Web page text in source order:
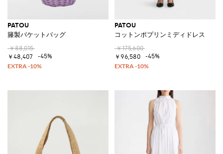
PATOU
籐製バケットバッグ
￥88,015
￥48,407
-45%
PATOU
コットンポプリンミディドレス
￥175,600
￥96,580
-45%